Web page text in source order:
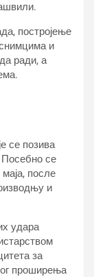
постројење
и
ради, а
се позива
Посебно се
после
и
удара
за
проширења